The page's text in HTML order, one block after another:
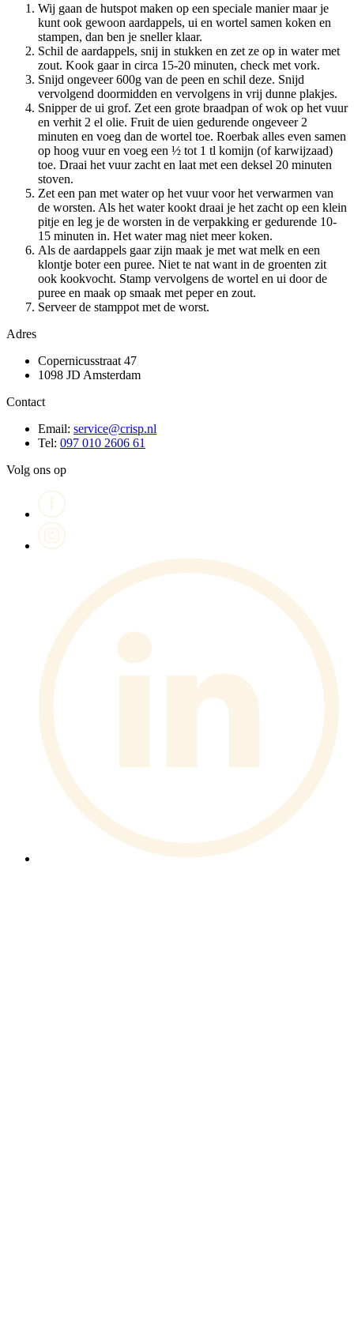
Wij gaan de hutspot maken op een speciale manier maar je
kunt ook gewoon aardappels, ui en wortel samen koken en
stampen, dan ben je sneller klaar.
Schil de aardappels, snij in stukken en zet ze op in water met
zout. Kook gaar in circa 15-20 minuten, check met vork.
Snijd ongeveer 600g van de peen en schil deze. Snijd
vervolgend doormidden en vervolgens in vrij dunne plakjes.
Snipper de ui grof. Zet een grote braadpan of wok op het vuur
en verhit 2 el olie. Fruit de uien gedurende ongeveer 2
minuten en voeg dan de wortel toe. Roerbak alles even samen
op hoog vuur en voeg een ½ tot 1 tl komijn (of karwijzaad)
toe. Draai het vuur zacht en laat met een deksel 20 minuten
stoven.
Zet een pan met water op het vuur voor het verwarmen van
de worsten. Als het water kookt draai je het zacht op een klein
pitje en leg je de worsten in de verpakking er gedurende 10-
15 minuten in. Het water mag niet meer koken.
Als de aardappels gaar zijn maak je met wat melk en een
klontje boter een puree. Niet te nat want in de groenten zit
ook kookvocht. Stamp vervolgens de wortel en ui door de
puree en maak op smaak met peper en zout.
Serveer de stamppot met de worst.
Adres
Copernicusstraat 47
1098 JD Amsterdam
Contact
Email: service@crisp.nl
Tel: 097 010 2606 61
Volg ons op